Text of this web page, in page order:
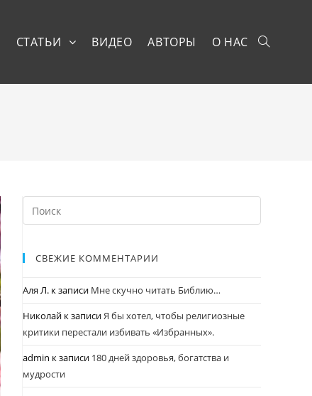
СТАТЬИ ВИДЕО АВТОРЫ О НАС
СВЕЖИЕ КОММЕНТАРИИ
Аля Л. к записи Мне скучно читать Библию…
Николай к записиЯ бы хотел, чтобы религиозные
критики перестали избивать «Избранных».
admin к записи 180 дней здоровья, богатства и
мудрости